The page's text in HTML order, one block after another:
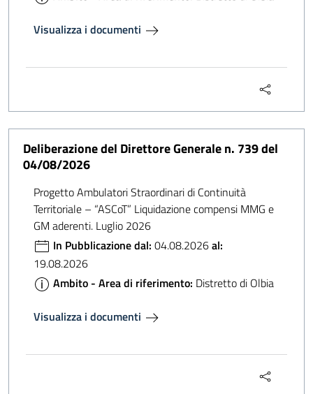
Visualizza i documenti
Deliberazione del Direttore Generale n. 739 del
04/08/2026
Progetto Ambulatori Straordinari di Continuità
Territoriale – “ASCoT” Liquidazione compensi MMG e
GM aderenti. Luglio 2026
In Pubblicazione dal: 04.08.2026al:
19.08.2026
Ambito - Area di riferimento: Distretto di Olbia
Visualizza i documenti